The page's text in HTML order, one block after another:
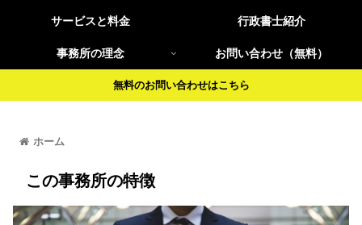
サービスと料金 行政書士紹介
事務所の理念 お問い合わせ（無料）
無料のお問い合わせはこちら
ホーム
この事務所の特徴